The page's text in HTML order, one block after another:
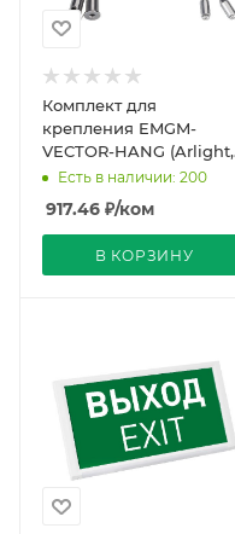
Комплект для
крепления EMGM-
VECTOR-HANG (Arlight,
Металл)
Есть в наличии: 200
917.46 ₽/ком
В КОРЗИНУ